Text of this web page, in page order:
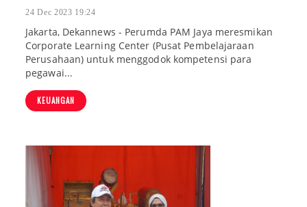
24 Dec 2023 19:24
Jakarta, Dekannews - Perumda PAM Jaya meresmikan
Corporate Learning Center (Pusat Pembelajaraan
Perusahaan) untuk menggodok kompetensi para
pegawai...
KEUANGAN